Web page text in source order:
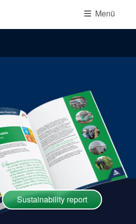
Menü
Sustainability report